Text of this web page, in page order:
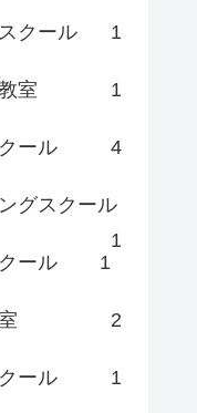
クール 1
室 1
ール 4
グスクール
1
ール
1
2
ール 1